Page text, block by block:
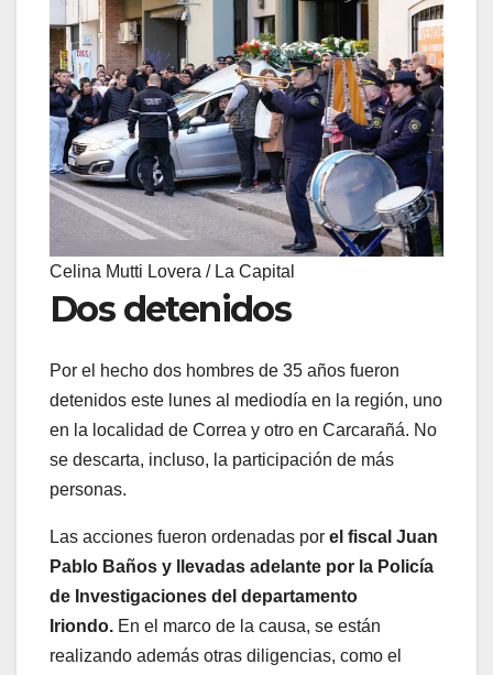
Celina Mutti Lovera / La Capital
Dos detenidos
Por el hecho dos hombres de 35 años fueron
detenidos este lunes al mediodía en la región, uno
en la localidad de Correa y otro en Carcarañá. No
se descarta, incluso, la participación de más
personas.
Las acciones fueron ordenadas por el fiscal Juan
Pablo Baños y llevadas adelante por la Policía
de Investigaciones del departamento
Iriondo. En el marco de la causa, se están
realizando además otras diligencias, como el